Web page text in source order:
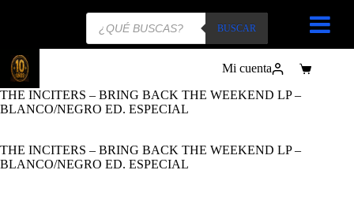
Búsqueda
BUSCAR
Mi cuenta
Carro
THE INCITERS – BRING BACK THE WEEKEND LP –
BLANCO/NEGRO ED. ESPECIAL
THE INCITERS – BRING BACK THE WEEKEND LP –
BLANCO/NEGRO ED. ESPECIAL